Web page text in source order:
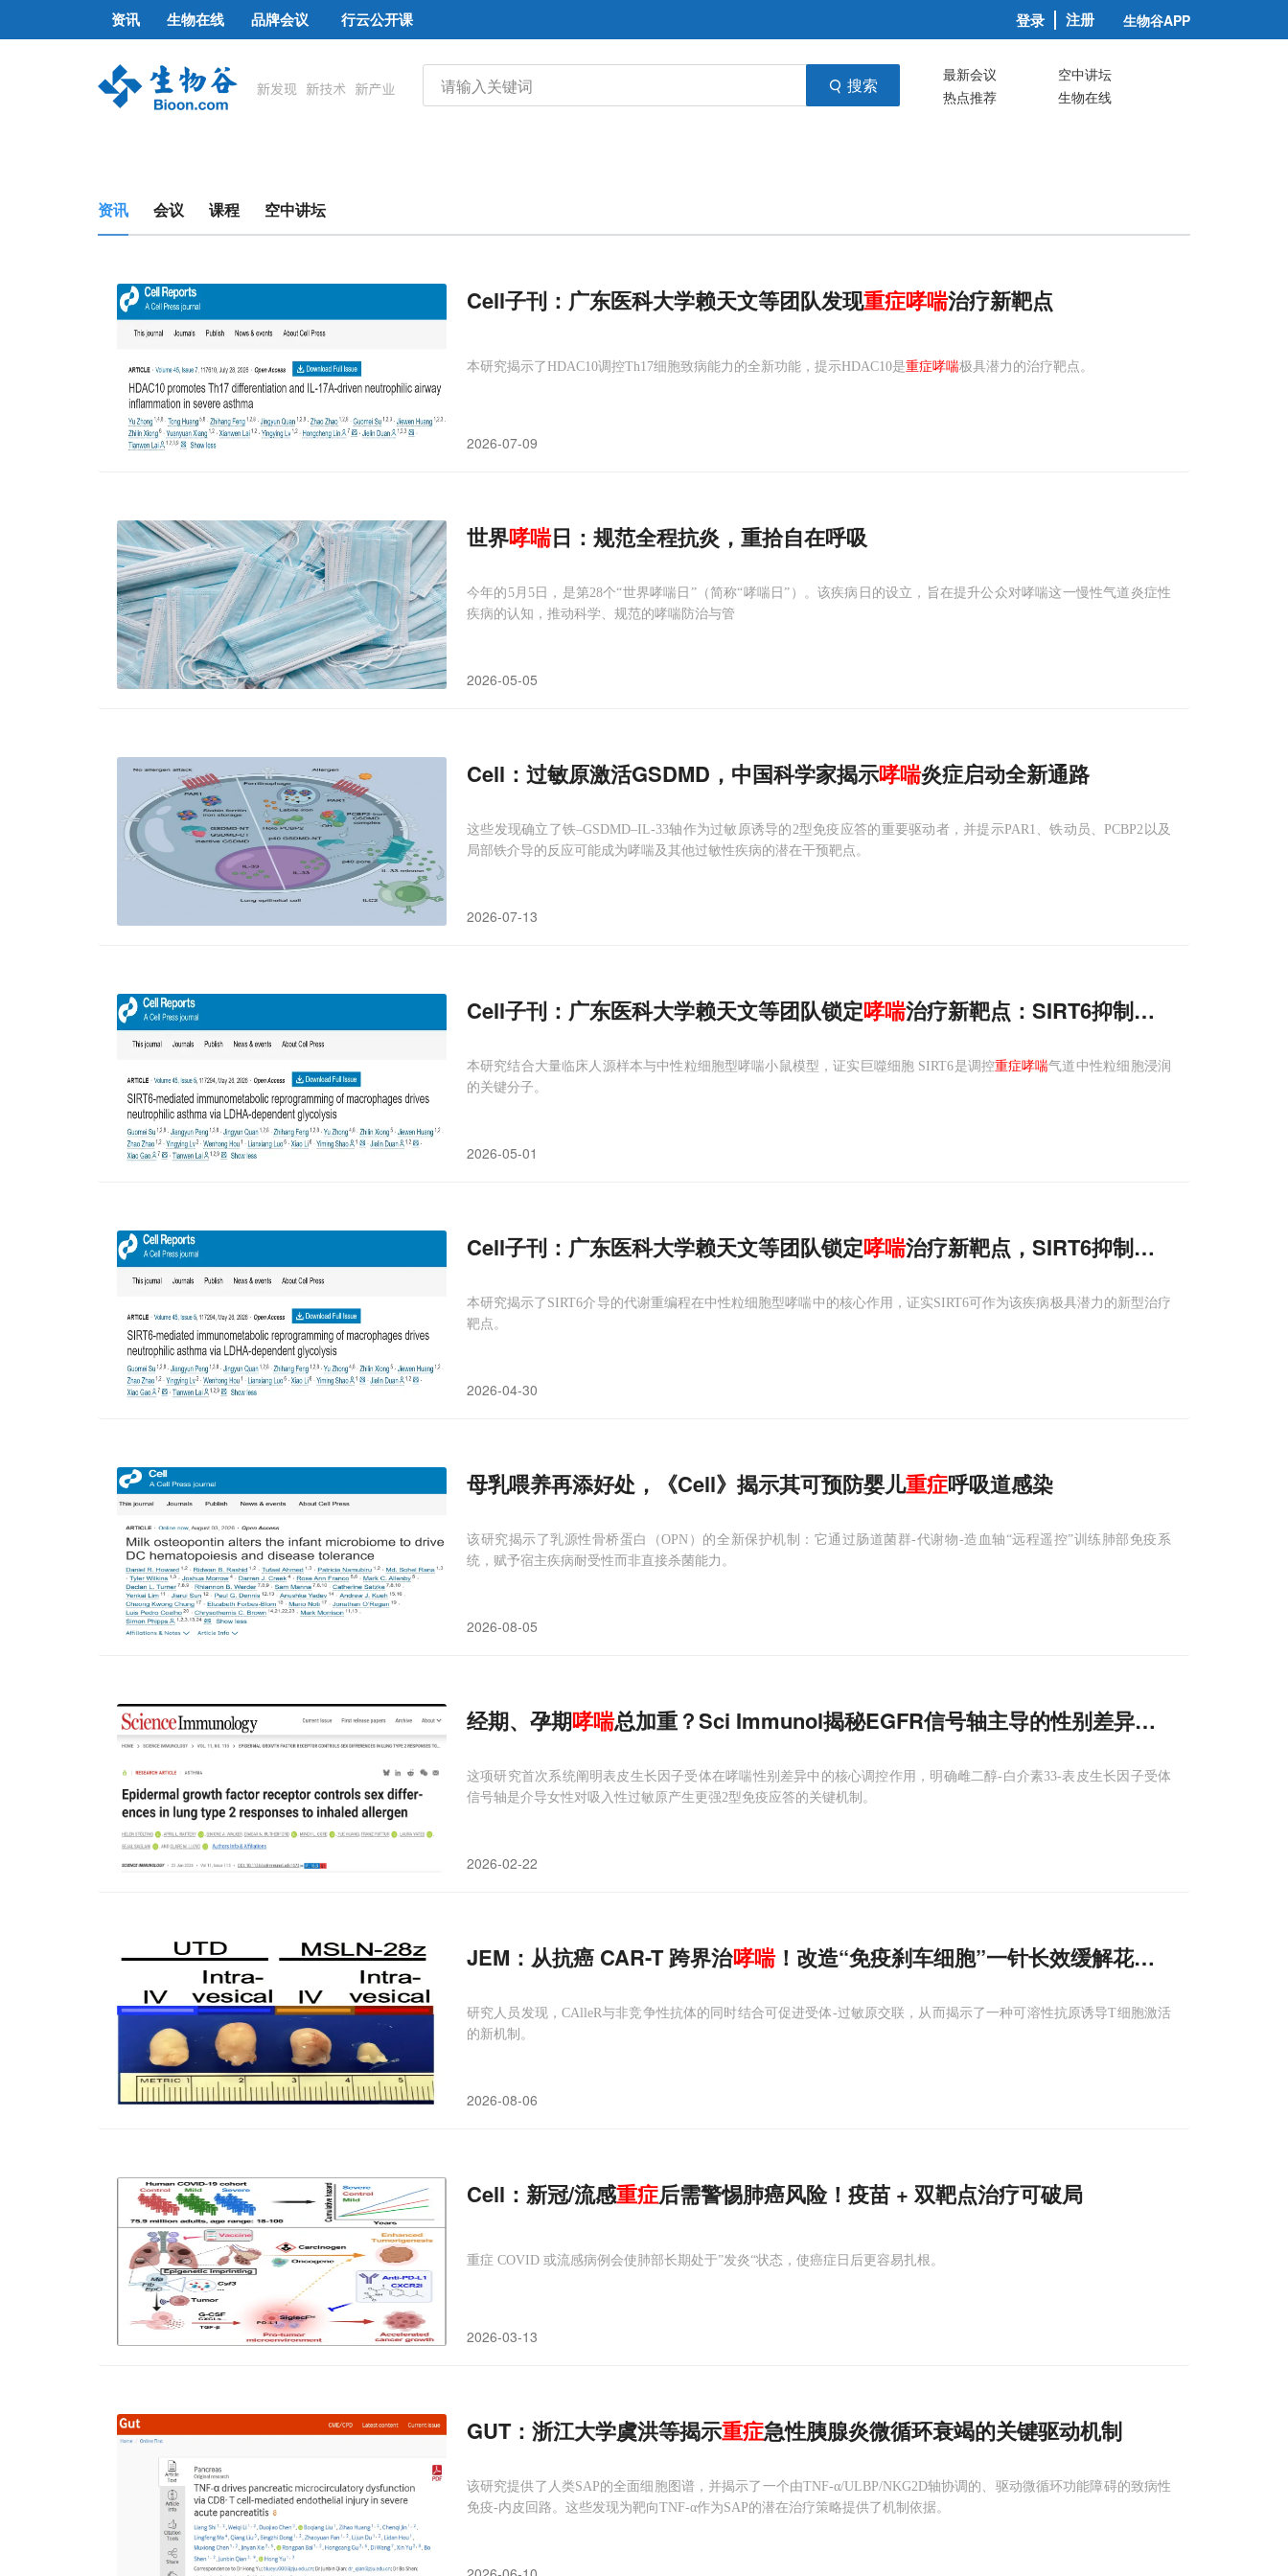
资讯 生物在线 品牌会议 行云公开课 登录 注册 生物谷APP
搜索 最新会议
空中讲坛
热点推荐
生物在线
资讯 会议 课程 空中讲坛
Cell子刊：广东医科大学赖天文等团队发现重症哮喘治疗新靶点
本研究揭示了HDAC10调控Th17细胞致病能力的全新功能，提示HDAC10是重症哮喘极具潜力的治疗靶点。
2026-07-09
世界哮喘日：规范全程抗炎，重拾自在呼吸
今年的5月5日，是第28个“世界哮喘日”（简称“哮喘日”）。该疾病日的设立，旨在提升公众对哮喘这一慢性气道炎症性
疾病的认知，推动科学、规范的哮喘防治与管
2026-05-05
Cell：过敏原激活GSDMD，中国科学家揭示哮喘炎症启动全新通路
这些发现确立了铁–GSDMD–IL-33轴作为过敏原诱导的2型免疫应答的重要驱动者，并提示PAR1、铁动员、PCBP2以及
局部铁介导的反应可能成为哮喘及其他过敏性疾病的潜在干预靶点。
2026-07-13
Cell子刊：广东医科大学赖天文等团队锁定哮喘治疗新靶点：SIRT6抑制剂通过抑制巨
本研究结合大量临床人源样本与中性粒细胞型哮喘小鼠模型，证实巨噬细胞 SIRT6是调控重症哮喘气道中性粒细胞浸润
的关键分子。
2026-05-01
Cell子刊：广东医科大学赖天文等团队锁定哮喘治疗新靶点，SIRT6抑制剂通过抑制巨
本研究揭示了SIRT6介导的代谢重编程在中性粒细胞型哮喘中的核心作用，证实SIRT6可作为该疾病极具潜力的新型治疗
靶点。
2026-04-30
母乳喂养再添好处，《Cell》揭示其可预防婴儿重症呼吸道感染
该研究揭示了乳源性骨桥蛋白（OPN）的全新保护机制：它通过肠道菌群-代谢物-造血轴“远程遥控”训练肺部免疫系
统，赋予宿主疾病耐受性而非直接杀菌能力。
2026-08-05
经期、孕期哮喘总加重？Sci Immunol揭秘EGFR信号轴主导的性别差异调控机制
这项研究首次系统阐明表皮生长因子受体在哮喘性别差异中的核心调控作用，明确雌二醇-白介素33-表皮生长因子受体
信号轴是介导女性对吸入性过敏原产生更强2型免疫应答的关键机制。
2026-02-22
JEM：从抗癌 CAR-T 跨界治哮喘！改造“免疫刹车细胞”一针长效缓解花粉过敏
研究人员发现，CAlleR与非竞争性抗体的同时结合可促进受体-过敏原交联，从而揭示了一种可溶性抗原诱导T细胞激活
的新机制。
2026-08-06
Cell：新冠/流感重症后需警惕肺癌风险！疫苗 + 双靶点治疗可破局
重症 COVID 或流感病例会使肺部长期处于”发炎“状态，使癌症日后更容易扎根。
2026-03-13
GUT：浙江大学虞洪等揭示重症急性胰腺炎微循环衰竭的关键驱动机制
该研究提供了人类SAP的全面细胞图谱，并揭示了一个由TNF-α/ULBP/NKG2D轴协调的、驱动微循环功能障碍的致病性
免疫-内皮回路。这些发现为靶向TNF-α作为SAP的潜在治疗策略提供了机制依据。